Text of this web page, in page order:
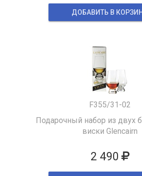
ДОБАВИТЬ В
F355/31-02
Подарочный набор из двух
виски Glencairn
2 490